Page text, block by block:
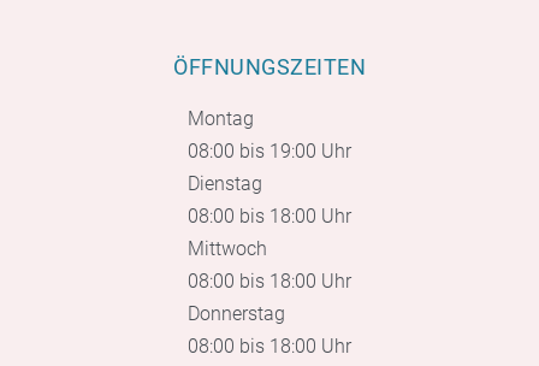
ÖFFNUNGSZEITEN
Montag
08:00 bis 19:00 Uhr
Dienstag
08:00 bis 18:00 Uhr
Mittwoch
08:00 bis 18:00 Uhr
Donnerstag
08:00 bis 18:00 Uhr